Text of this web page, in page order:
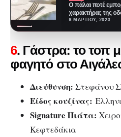
Ο πάλαι ποτέ
χαρακτήρας της
Μητροπόλεως έχει
6 ΜΑΡΤΊΟΥ, 2023
6. Γάστρα: το τοπ
φαγητό στο
Διεύθυνση: Στεφάνου
Είδος κουζίνας:
Signature Πιάτα:
Κεφτεδάκια